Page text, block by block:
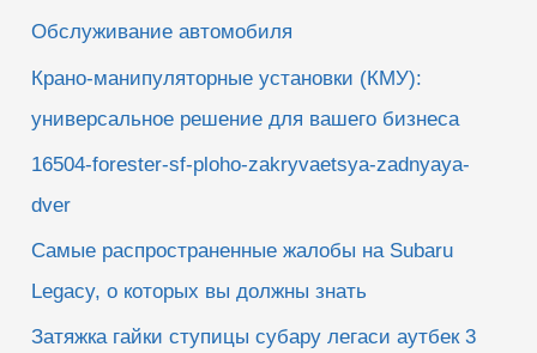
Обслуживание автомобиля
Крано-манипуляторные установки (КМУ):
универсальное решение для вашего бизнеса
16504-forester-sf-ploho-zakryvaetsya-zadnyaya-
dver
Самые распространенные жалобы на Subaru
Legacy, о которых вы должны знать
Затяжка гайки ступицы субару легаси аутбек 3